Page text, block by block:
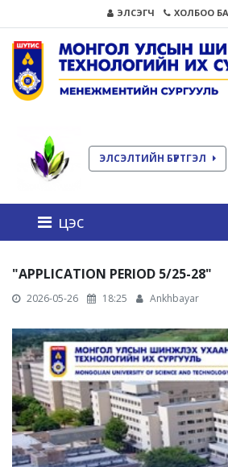
ЭЛСЭГЧ ХОЛБОО
ЭЛСЭЛТИЙН БҮРТГЭЛ
цэс
"APPLICATION PERIOD 5/25-28"
2026-05-26 18:25 Ankhbayar